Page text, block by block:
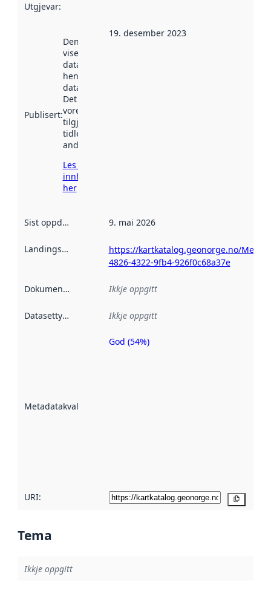
Utgjevar:
Publisert:
Denne datoen
viser når
datasettet vart
henta inn av
data.norge.no.
Det kan ha
vore
tilgjengeleg
tidlegare
andre stader.
Les meir om
innhenting
her
19. desember 2023
Sist oppdatert 9. mai 2026
Landingsside
https://kartkatalog.geonorge.no/
4826-4322-9fb4-926f0c68a37e
Dokumentasjon Ikkje oppgitt
Datasettype Ikkje oppgitt
Metadatakvalitet
Metadatakvalitet
God (54%)
URI:
Tema
Ikkje oppgitt